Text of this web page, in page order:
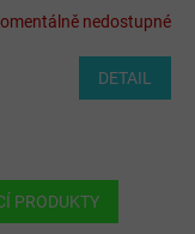
nedostupné
DETAIL
PRODUKTY